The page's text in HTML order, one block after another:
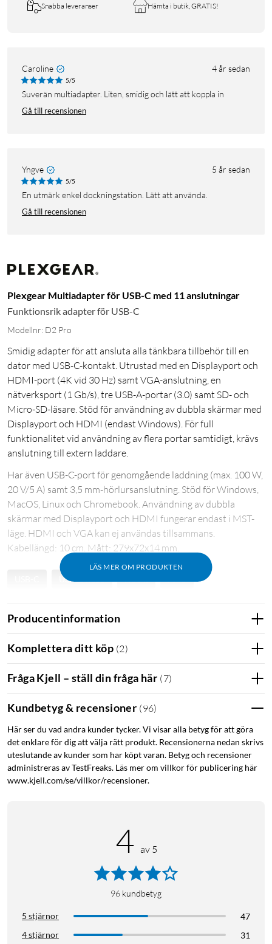
Snabba leveranser Hämta i butik, GRATIS!
Caroline 4 år sedan
5/5
Suverän multiadapter. Liten, smidig och lätt att koppla in
Gå till recensionen
Yngve 5 år sedan
5/5
En utmärk enkel dockningstation. Lätt att använda.
Gå till recensionen
Plexgear Multiadapter för USB-C med 11 anslutningar
Funktionsrik adapter för USB-C
Modellnr: D2 Pro
Smidig adapter för att ansluta alla tänkbara tillbehör till en
dator med USB-C-kontakt. Utrustad med en Displayport och
HDMI-port (4K vid 30 Hz) samt VGA-anslutning, en
nätverksport (1 Gb/s), tre USB-A-portar (3.0) samt SD- och
Micro-SD-läsare. Stöd för användning av dubbla skärmar med
Displayport och HDMI (endast Windows). För full
funktionalitet vid användning av flera portar samtidigt, krävs
anslutning till extern laddare.
LÄS MER OM PRODUKTEN
Har även USB-C-port för genomgående laddning (max. 100 W,
20 V/5 A) samt 3,5 mm-hörlursanslutning. Stöd för Windows,
MacOS, Linux och Chromebook. Användning av dubbla
skärmar med Displayport och HDMI fungerar endast i MST-
läge. HDMI och VGA kan ej användas tillsammans.
Kabellängd: 10 cm. Mått: 279x72x14 mm.
USB-C hubb
Minneskortläsare Displayport VGA
Usb-c hub med passthrough
Producentinformation
Komplettera ditt köp (2)
Fråga Kjell – ställ din fråga här (7)
Kundbetyg & recensioner (96)
Här ser du vad andra kunder tycker. Vi visar alla betyg för att göra
det enklare för dig att välja rätt produkt. Recensionerna nedan skrivs
uteslutande av kunder som har köpt varan. Betyg och recensioner
administreras av TestFreaks. Läs mer om villkor för publicering här
www.kjell.com/se/villkor/recensioner.
4 av 5
96 kundbetyg
5 stjärnor
47
4 stjärnor
31